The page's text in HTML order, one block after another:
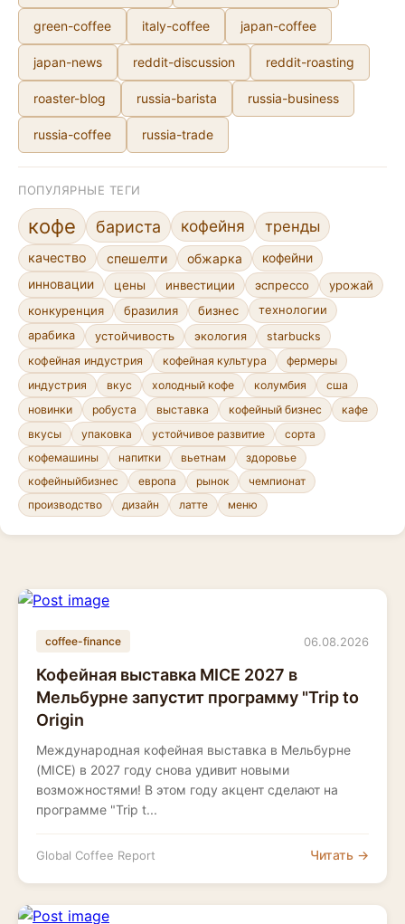
green-coffee italy-coffee japan-coffee
japan-news reddit-discussion reddit-roasting
roaster-blog russia-barista russia-business
russia-coffee russia-trade
ПОПУЛЯРНЫЕ ТЕГИ
кофе бариста кофейня тренды
качество спешелти обжарка
кофейни
инновации
цены инвестиции эспрессо
урожай
конкуренция
бразилия бизнес
технологии
арабика
устойчивость экология
starbucks
кофейная индустрия
кофейная культура
фермеры
индустрия
вкус холодный кофе колумбия
сша
новинки
робуста выставка кофейный бизнес
кафе
вкусы
упаковка устойчивое развитие
сорта
кофемашины
напитки вьетнам
здоровье
кофейныйбизнес
европа рынок
чемпионат
производство
дизайн латте меню
coffee-finance 06.08.2026
Кофейная выставка MICE 2027 в
Мельбурне запустит программу "Trip to
Origin
Международная кофейная выставка в Мельбурне
(MICE) в 2027 году снова удивит новыми
возможностями! В этом году акцент сделают на
программе "Trip t...
Global Coffee Report Читать →